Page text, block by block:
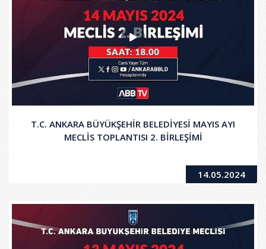
T.C. ANKARA BÜYÜKŞEHİR BELEDİYESİ MAYIS AYI
MECLİS TOPLANTISI 2. BİRLEŞİMİ
14.05.2024